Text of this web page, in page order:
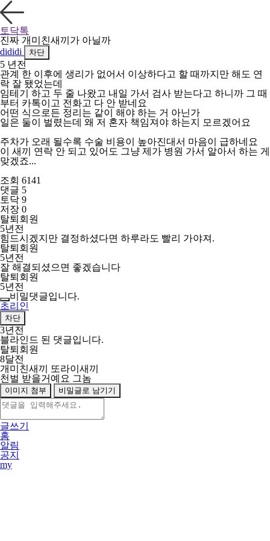
토닥톡
진짜 개미친새끼가 아닐까
dididi
차단
5 년전
관계 한 이후에 생리가 없어서 이상하다고 할 때까지만 해도 연
락 잘 됐었는데
임테기 하고 두 줄 나왔고 내일 가서 검사 받는다고 하니까 그 때
부터 카톡이고 전화고 다 안 받네요
어떤 식으로든 정리는 같이 해야 하는 거 아닌가
일은 둘이 벌렸는데 왜 저 혼자 책임져야 하는지 모르겠어요
주차가 오래 될수록 수술 비용이 높아진대서 마음이 급하네요
이 새끼 연락 안 되고 있어도 그냥 제가 병원 가서 알아서 하는 게
맞겠죠...
조회 6141
댓글 5
토닥 9
저장 0
탈퇴회원
5년전
힘드시겠지만 결정하셨다면 하루라도 빨리 가야져.
탈퇴회원
5년전
잘 해결되셨으면 좋겠습니다
탈퇴회원
5년전
비밀댓글입니다.
초리인
차단
3년전
블라인드 된 댓글입니다.
탈퇴회원
8달전
개미친새끼 또라이새끼
천벌 받을거예요 그놈
이미지 첨부 비밀글로 남기기
글쓰기
홈
알림
공지
my